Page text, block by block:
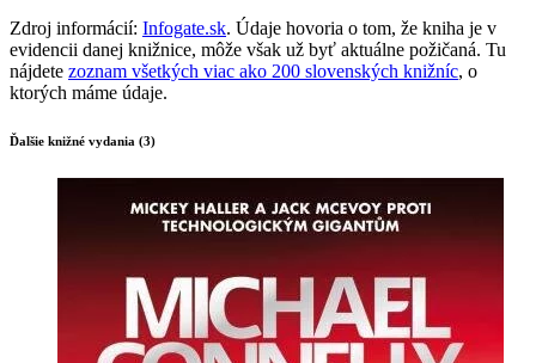
Zdroj informácií: Infogate.sk. Údaje hovoria o tom, že kniha je v
evidencii danej knižnice, môže však už byť aktuálne požičaná. Tu
nájdete zoznam všetkých viac ako 200 slovenských knižníc, o
ktorých máme údaje.
Ďalšie knižné vydania (3)